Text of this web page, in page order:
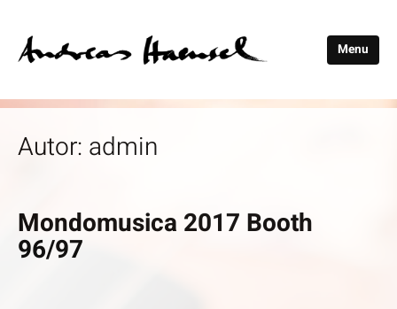
Andreas
Menu
Autor: admin
Mondomusica 2017 Booth
96/97